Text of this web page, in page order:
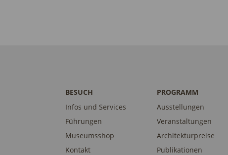
BESUCH
Infos und Services
Führungen
Museumsshop
Kontakt
PROGRAMM
Ausstellungen
Veranstaltungen
Architekturpreise
Publikationen